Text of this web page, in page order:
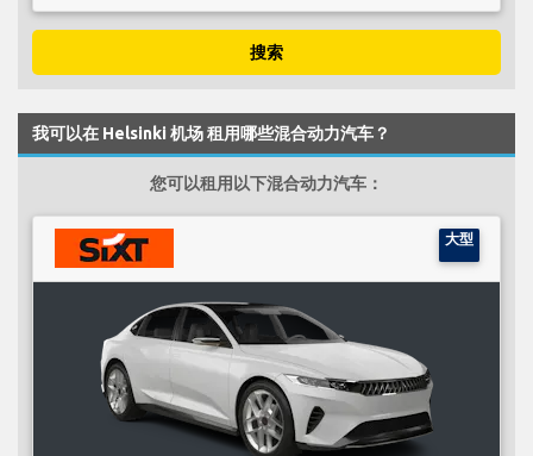
搜索
我可以在 Helsinki 机场 租用哪些混合动力汽车？
您可以租用以下混合动力汽车：
大型